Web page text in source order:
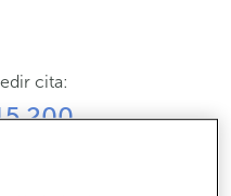
cita:
200